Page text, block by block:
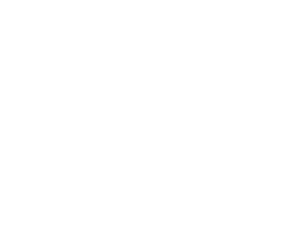
스팅은 쿠팡 파트너스 활동의